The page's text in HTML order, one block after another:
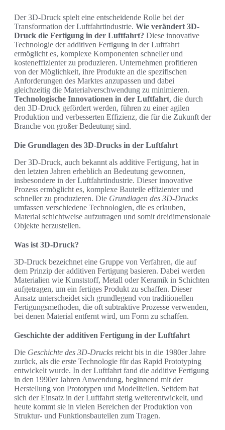
Der 3D-Druck spielt eine entscheidende Rolle bei der
Transformation der Luftfahrtindustrie. Wie verändert 3D-
Druck die Fertigung in der Luftfahrt? Diese innovative
Technologie der additiven Fertigung in der Luftfahrt
ermöglicht es, komplexe Komponenten schneller und
kosteneffizienter zu produzieren. Unternehmen profitieren
von der Möglichkeit, ihre Produkte an die spezifischen
Anforderungen des Marktes anzupassen und dabei
gleichzeitig die Materialverschwendung zu minimieren.
Technologische Innovationen in der Luftfahrt, die durch
den 3D-Druck gefördert werden, führen zu einer agilen
Produktion und verbesserten Effizienz, die für die Zukunft der
Branche von großer Bedeutung sind.
Die Grundlagen des 3D-Drucks in der Luftfahrt
Der 3D-Druck, auch bekannt als additive Fertigung, hat in
den letzten Jahren erheblich an Bedeutung gewonnen,
insbesondere in der Luftfahrtindustrie. Dieser innovative
Prozess ermöglicht es, komplexe Bauteile effizienter und
schneller zu produzieren. Die Grundlagen des 3D-Drucks
umfassen verschiedene Technologien, die es erlauben,
Material schichtweise aufzutragen und somit dreidimensionale
Objekte herzustellen.
Was ist 3D-Druck?
3D-Druck bezeichnet eine Gruppe von Verfahren, die auf
dem Prinzip der additiven Fertigung basieren. Dabei werden
Materialien wie Kunststoff, Metall oder Keramik in Schichten
aufgetragen, um ein fertiges Produkt zu schaffen. Dieser
Ansatz unterscheidet sich grundlegend von traditionellen
Fertigungsmethoden, die oft subtraktive Prozesse verwenden,
bei denen Material entfernt wird, um Form zu schaffen.
Geschichte der additiven Fertigung in der Luftfahrt
Die Geschichte des 3D-Drucks reicht bis in die 1980er Jahre
zurück, als die erste Technologie für das Rapid Prototyping
entwickelt wurde. In der Luftfahrt fand die additive Fertigung
in den 1990er Jahren Anwendung, beginnend mit der
Herstellung von Prototypen und Modellteilen. Seitdem hat
sich der Einsatz in der Luftfahrt stetig weiterentwickelt, und
heute kommt sie in vielen Bereichen der Produktion von
Struktur- und Funktionsbauteilen zum Tragen.